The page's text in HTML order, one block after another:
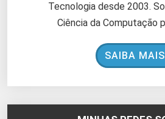
Tecnologia desde 2003.
Ciência da Computação
SAIBA MAIS